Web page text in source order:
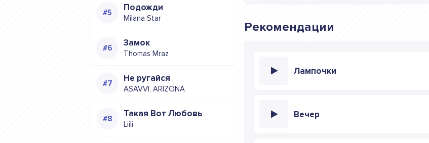
Подожди
Milana Star
Замок
Thomas Mraz
Не ругайся
ASAVVI, ARIZONA
Такая Вот Любовь
Liili
Рекомендации
Лампочки
Вечер